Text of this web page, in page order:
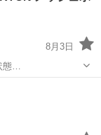
8月3日
チ 【状態…